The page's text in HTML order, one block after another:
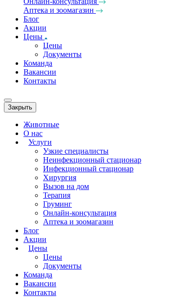
Аптека и зоомагазин
Блог
Акции
Цены
Цены
Документы
Команда
Вакансии
Контакты
Закрыть
Животные
О нас
Услуги
Узкие специалисты
Неинфекционный стационар
Инфекционный стационар
Хирургия
Вызов на дом
Терапия
Груминг
Онлайн-консультация
Аптека и зоомагазин
Блог
Акции
Цены
Цены
Документы
Команда
Вакансии
Контакты